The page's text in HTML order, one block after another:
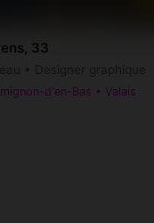
33
d'en-Bas • Valais